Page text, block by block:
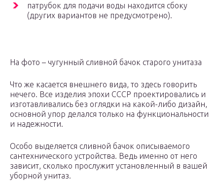
патрубок для подачи воды находится сбоку
(других вариантов не предусмотрено).
На фото – чугунный сливной бачок старого унитаза
Что же касается внешнего вида, то здесь говорить
нечего. Все изделия эпохи СССР проектировались и
изготавливались без оглядки на какой-либо дизайн,
основной упор делался только на функциональности
и надежности.
Особо выделяется сливной бачок описываемого
сантехнического устройства. Ведь именно от него
зависит, сколько прослужит установленный в вашей
уборной унитаз.